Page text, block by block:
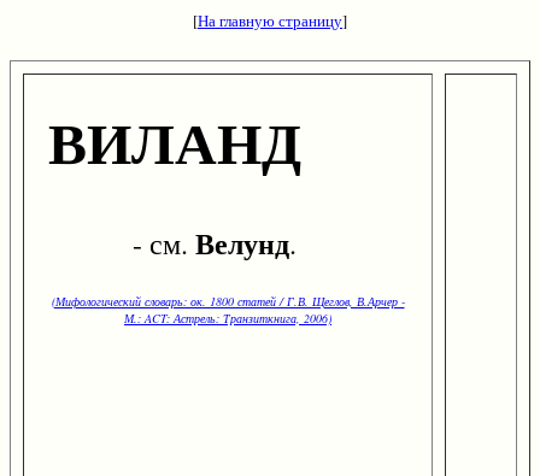
[На главную страницу]
ВИЛАНД
- см. Велунд.
(Мифологический словарь: ок. 1800 статей / Г.В. Щеглов, В.Арчер -
М.: ACT: Астрель: Транзиткнига, 2006)